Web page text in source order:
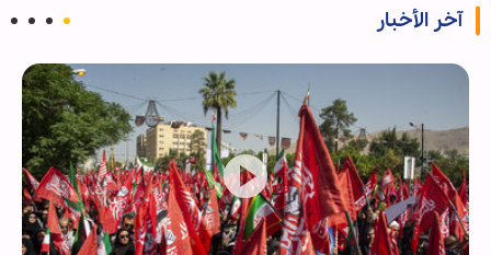
آخر الأخبار